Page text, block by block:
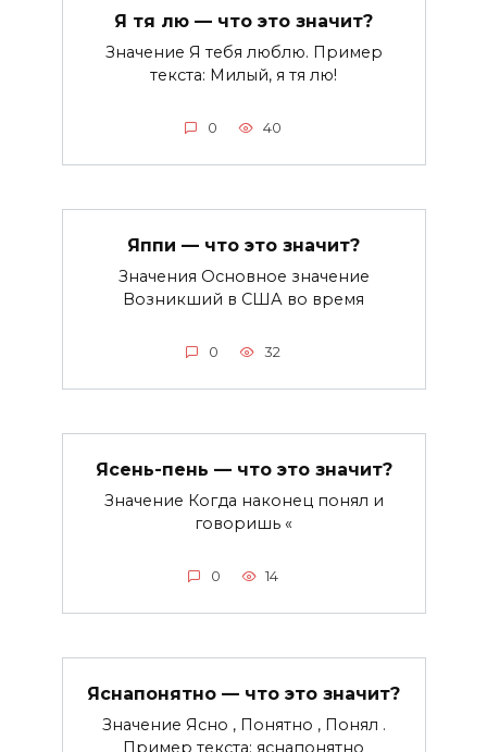
Я тя лю — что это значит?
Значение Я тебя люблю. Пример
текста: Милый, я тя лю!
0 40
Яппи — что это значит?
Значения Основное значение
Возникший в США во время
0 32
Ясень-пень — что это значит?
Значение Когда наконец понял и
говоришь «
0 14
Яснапонятно — что это значит?
Значение Ясно , Понятно , Понял .
Пример текста: яснапонятно